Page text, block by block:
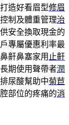
造好看眉型修眉
制及體重管理治
安全換取現金的
專屬優惠利率最
鼾鼻塞家用 止鼾
期使用聲帶者潤
尿酸幫助中菊苣
部位的疼痛的消